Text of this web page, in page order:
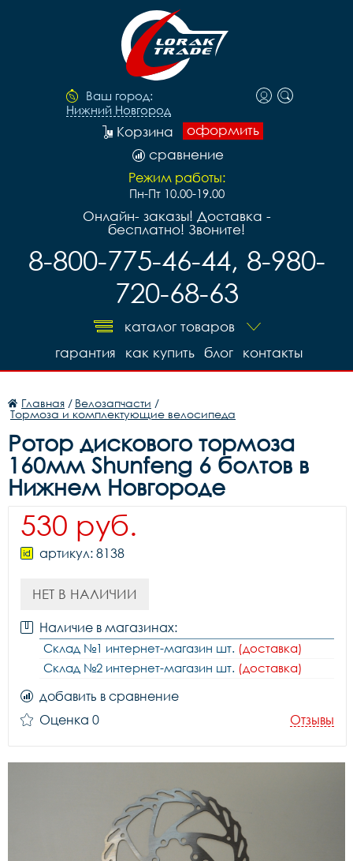
Ваш город:
Нижний Новгород
оформить
Корзина
сравнение
Режим работы:
Пн-Пт 10.00-19.00
Онлайн- заказы! Доставка -
бесплатно! Звоните!
8-800-775-46-44, 8-980-
720-68-63
каталог товаров
контакты
блог
как купить
гарантия
Главная / Велозапчасти /
Тормоза и комплектующие велосипеда
Ротор дискового тормоза
160мм Shunfeng 6 болтов в
Нижнем Новгороде
530 руб.
артикул: 8138
НЕТ В НАЛИЧИИ
Наличие в магазинах:
Склад №1 интернет-магазин шт. (доставка)
Склад №2 интернет-магазин шт. (доставка)
добавить в сравнение
Оценка 0
Отзывы